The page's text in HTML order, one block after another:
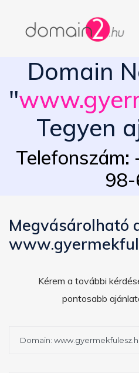
Domain
"
Tegyen
Megvásárolható
Kérem a további
pontosabb